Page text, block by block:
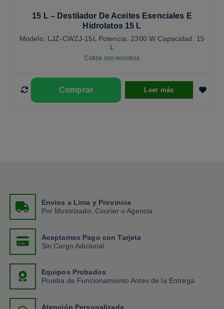
15 L – Destilador De Aceites Esenciales E
Hidrolatos 15 L
Modelo: LJZ-CWZJ-15L Potencia: 2300 W Capacidad: 15
L
Cotiza con nosotros
Leer más
Envios a Lima y Provincia
Por Motorizado, Courier o Agencia
Aceptamos Pago con Tarjeta
Sin Cargo Adicional
Equipos Probados
Prueba de Funcionamiento Antes de la Entrega
Atención Personalizada